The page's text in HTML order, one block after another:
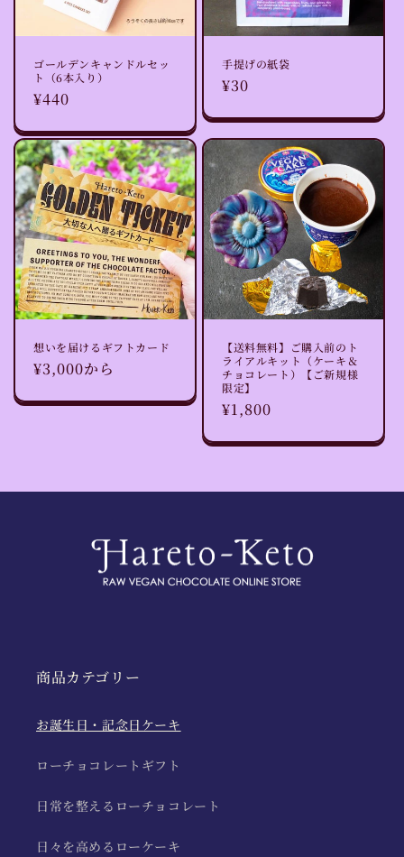
ゴールデンキャンドルセッ
ト（6本入り）
通
価
格
¥440
手提げの紙袋
通
価
格
¥30
想いを届けるギフトカード
通
価
¥3,000から
【送料無料】ご購入前のト
ライアルキット（ケーキ＆
チョコレート）【ご新規様
限定】
通
価
¥1,800
商品カテゴリー
お誕生日・記念日ケーキ
ローチョコレートギフト
日常を整えるローチョコレート
日々を高めるローケーキ